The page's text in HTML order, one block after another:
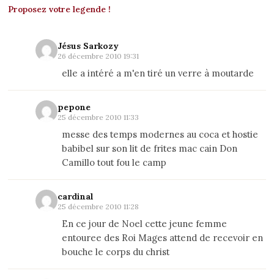
Proposez votre legende !
Jésus Sarkozy
26 décembre 2010 19:31
elle a intéré a m'en tiré un verre à moutarde
pepone
25 décembre 2010 11:33
messe des temps modernes au coca et hostie
babibel sur son lit de frites mac cain Don
Camillo tout fou le camp
cardinal
25 décembre 2010 11:28
En ce jour de Noel cette jeune femme
entouree des Roi Mages attend de recevoir en
bouche le corps du christ